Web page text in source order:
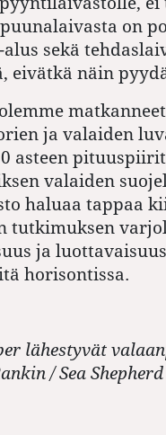
on
sekä
eivätkä näin
ja valaiden
asteen
valaiden
haluaa tappaa
tutkimuksen
ja
horisontissa.
lähestyvät
/ Sea